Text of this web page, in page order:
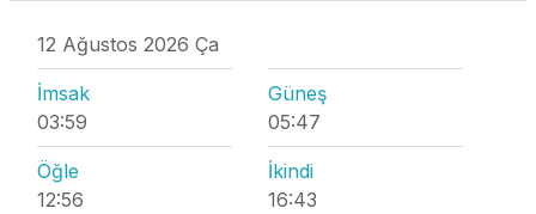
12 Ağustos 2026 Ça
İmsak
03:59
Güneş
05:47
Öğle
12:56
İkindi
16:43